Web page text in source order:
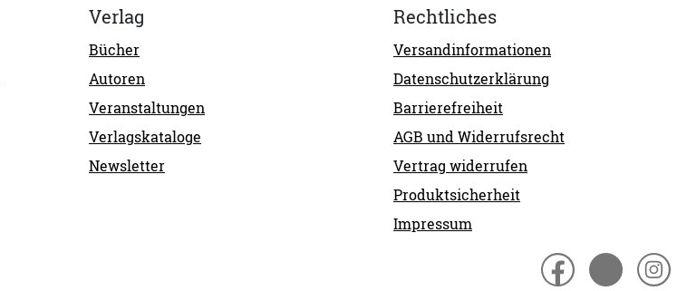
Verlag
Bücher
Autoren
Veranstaltungen
Verlagskataloge
Newsletter
Rechtliches
Versandinformationen
Datenschutzerklärung
Barrierefreiheit
AGB und Widerrufsrecht
Vertrag widerrufen
Produktsicherheit
Impressum